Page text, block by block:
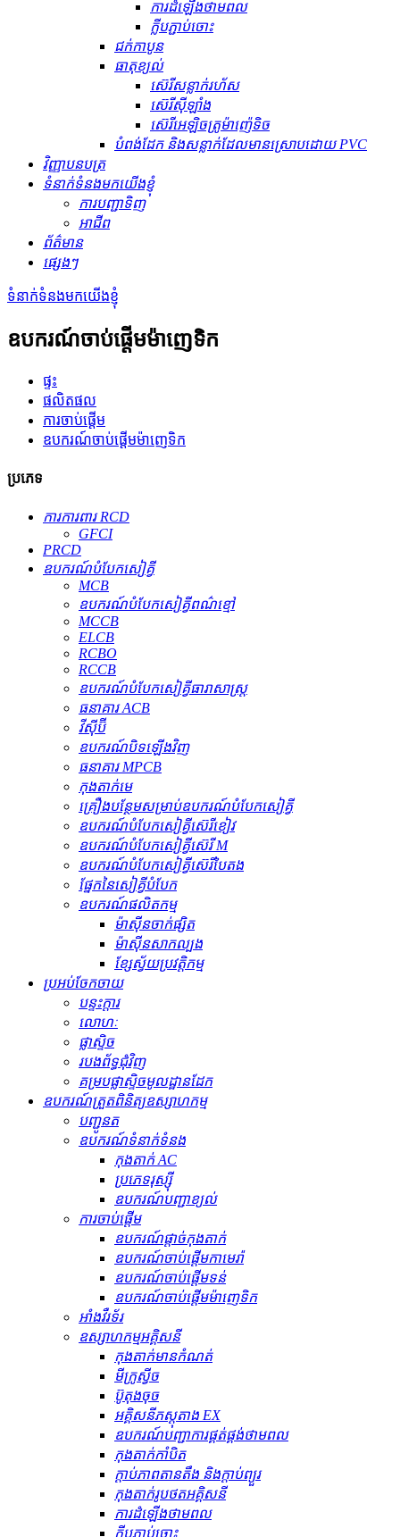
ការដំឡើងថាមពល
ក្លីបភ្ជាប់ចោះ
ជក់កាបូន
ធាតុ​ខ្យល់
ស៊េរីសន្លាក់រហ័ស
ស៊េរីស៊ីឡាំង
ស៊េរីអេឡិចត្រូម៉ាញ៉េទិច
បំពង់ដែក និងសន្លាក់ដែលមានស្រោបដោយ PVC
វិញ្ញាបនបត្រ
ទំនាក់ទំនងមកយើងខ្ញុំ
ការបញ្ជាទិញ
អាជីព
ព័ត៌មាន
ផ្សេងៗ
ទំនាក់ទំនងមកយើងខ្ញុំ
ឧបករណ៍ចាប់ផ្តើមម៉ាញេទិក
ផ្ទះ
ផលិតផល
ការចាប់ផ្តើម
ឧបករណ៍ចាប់ផ្តើមម៉ាញេទិក
ប្រភេទ
ការការពារ RCD
GFCI
PRCD
ឧបករណ៍​បំបែក​សៀគ្វី
MCB
ឧបករណ៍បំបែកសៀគ្វីពណ៌ខ្មៅ
MCCB
ELCB
RCBO
RCCB
ឧបករណ៍បំបែកសៀគ្វីធារាសាស្ត្រ
ធនាគារ ACB
វីស៊ីប៊ី
ឧបករណ៍បិទឡើងវិញ
ធនាគារ MPCB
កុងតាក់មេ
គ្រឿងបន្ថែមសម្រាប់ឧបករណ៍បំបែកសៀគ្វី
ឧបករណ៍បំបែកសៀគ្វីស៊េរីខៀវ
ឧបករណ៍បំបែកសៀគ្វីស៊េរី M
ឧបករណ៍បំបែកសៀគ្វីស៊េរីបៃតង
ផ្នែកនៃសៀគ្វីបំបែក
ឧបករណ៍ផលិតកម្ម
ម៉ាស៊ីនចាក់ផ្សិត
ម៉ាស៊ីនសាកល្បង
ខ្សែស្វ័យប្រវត្តិកម្ម
ប្រអប់ចែកចាយ
បន្ទះក្តារ
លោហៈ
ផ្លាស្ទិច
របងព័ទ្ធជុំវិញ
គម្របផ្លាស្ទិចមូលដ្ឋានដែក
ឧបករណ៍ត្រួតពិនិត្យឧស្សាហកម្ម
បញ្ជូនត
ឧបករណ៍​ទំនាក់ទំនង
កុងតាក់ AC
ប្រភេទរុស្ស៊ី
ឧបករណ៍បញ្ជាខ្យល់
ការចាប់ផ្តើម
ឧបករណ៍ផ្តាច់កុងតាក់
ឧបករណ៍ចាប់ផ្តើមកាមេរ៉ា
ឧបករណ៍ចាប់ផ្តើមទន់
ឧបករណ៍ចាប់ផ្តើមម៉ាញេទិក
អាំងវឺរទ័រ
ឧស្សាហកម្មអគ្គិសនី
កុងតាក់មានកំណត់
មីក្រូស្វីច
ប៊ូតុងចុច
អគ្គិសនីភស្តុតាង EX
ឧបករណ៍បញ្ជាការផ្គត់ផ្គង់ថាមពល
កុងតាក់កាំបិត
ក្ដាប់ភាពតានតឹង និងក្ដាប់ព្យួរ
កុងតាក់រូបថតអគ្គិសនី
ការដំឡើងថាមពល
ក្លីបភ្ជាប់ចោះ